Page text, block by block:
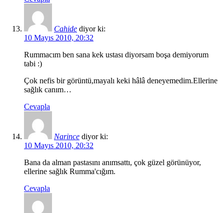
Cahide diyor ki:
10 Mayıs 2010, 20:32
Rummacım ben sana kek ustası diyorsam boşa demiyorum
tabi :)
Çok nefis bir görüntü,mayalı keki hâlâ deneyemedim.Ellerine
sağlık canım…
Cevapla
Narince diyor ki:
10 Mayıs 2010, 20:32
Bana da alman pastasını anımsattı, çok güzel görünüyor,
ellerine sağlık Rumma'cığım.
Cevapla